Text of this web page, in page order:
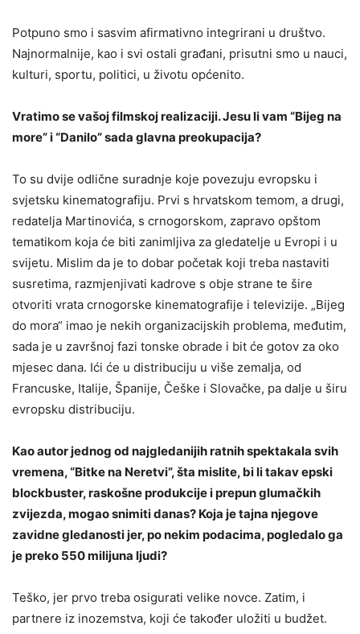
Potpuno smo i sasvim afirmativno integrirani u društvo.
Najnormalnije, kao i svi ostali građani, prisutni smo u nauci,
kulturi, sportu, politici, u životu općenito.
Vratimo se vašoj filmskoj realizaciji. Jesu li vam “Bijeg na
more” i “Danilo” sada glavna preokupacija?
To su dvije odlične suradnje koje povezuju evropsku i
svjetsku kinematografiju. Prvi s hrvatskom temom, a drugi,
redatelja Martinovića, s crnogorskom, zapravo opštom
tematikom koja će biti zanimljiva za gledatelje u Evropi i u
svijetu. Mislim da je to dobar početak koji treba nastaviti
susretima, razmjenjivati kadrove s obje strane te šire
otvoriti vrata crnogorske kinematografije i televizije. „Bijeg
do mora“ imao je nekih organizacijskih problema, međutim,
sada je u završnoj fazi tonske obrade i bit će gotov za oko
mjesec dana. Ići će u distribuciju u više zemalja, od
Francuske, Italije, Španije, Češke i Slovačke, pa dalje u širu
evropsku distribuciju.
Kao autor jednog od najgledanijih ratnih spektakala svih
vremena, “Bitke na Neretvi”, šta mislite, bi li takav epski
blockbuster, raskošne produkcije i prepun glumačkih
zvijezda, mogao snimiti danas? Koja je tajna njegove
zavidne gledanosti jer, po nekim podacima, pogledalo ga
je preko 550 milijuna ljudi?
Teško, jer prvo treba osigurati velike novce. Zatim, i
partnere iz inozemstva, koji će također uložiti u budžet.